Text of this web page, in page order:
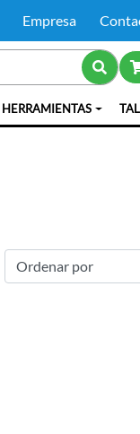
Empresa
HERRAMIENTAS